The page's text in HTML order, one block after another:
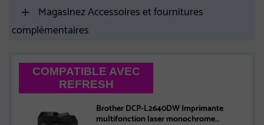
Magasinez Accessoires et fournitures
complémentaires
COMPATIBLE AVEC
REFRESH
Brother DCP-L2640DW Imprimante
multifonction laser monochrome